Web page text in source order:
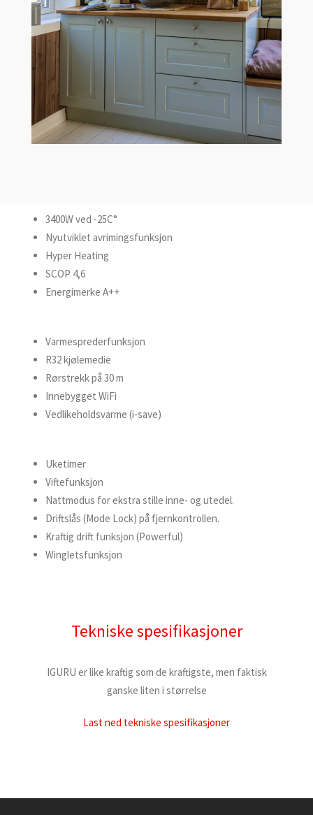
3400W ved -25C°
Nyutviklet avrimingsfunksjon
Hyper Heating
SCOP 4,6
Energimerke A++
Varmesprederfunksjon
R32 kjølemedie
Rørstrekk på 30 m
Innebygget WiFi
Vedlikeholdsvarme (i-save)
Uketimer
Viftefunksjon
Nattmodus for ekstra stille inne- og utedel.
Driftslås (Mode Lock) på fjernkontrollen.
Kraftig drift funksjon (Powerful)
Wingletsfunksjon
Tekniske spesifikasjoner
IGURU er like kraftig som de kraftigste, men faktisk
ganske liten i størrelse
Last ned tekniske spesifikasjoner